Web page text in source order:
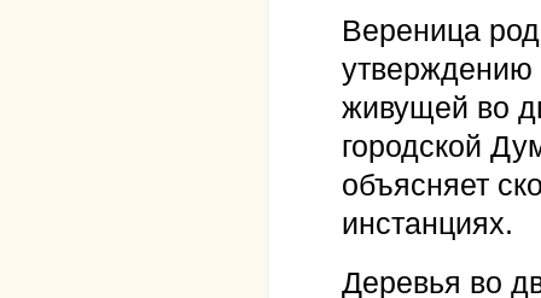
Вереница
утверждению
живущей во
городской
объясняет
инстанциях.
Деревья во